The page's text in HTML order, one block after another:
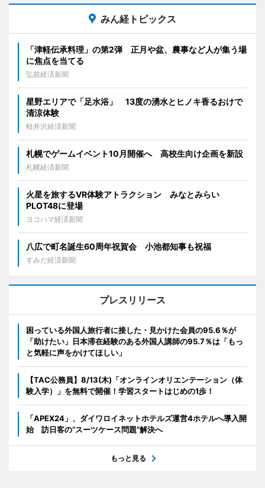
みん経トピックス
「津軽伝承料理」の第2弾 正月や盆、農事など人が集う場
に焦点を当てる
弘前経済新聞
星野エリアで「足水浴」 13度の湧水とヒノキ香るおけで
清涼体験
軽井沢経済新聞
札幌でゲームイベント10月開催へ 高校生向け企画を新設
札幌経済新聞
火星を旅するVR体験アトラクション みなとみらい
PLOT48に登場
ヨコハマ経済新聞
八広で町名誕生60周年祝賀会 小池都知事も祝福
すみだ経済新聞
プレスリリース
困っている外国人旅行者に接した・見かけた会員の95.6％が
「助けたい」日本滞在経験のある外国人講師の95.7％は「もっ
と気軽に声をかけてほしい」
【TAC公務員】8/13(木)「オンラインオリエンテーション（体
験入学）」を無料で開催！学習スタートはじめの1歩！
「APEX24」、ダイワロイネットホテルズ運営4ホテルへ導入開
始 訪日客の“スーツケース問題”解決へ
もっと見る